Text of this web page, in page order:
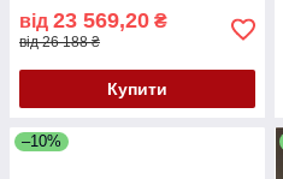
від 23 569,20 ₴
від 26 188 ₴
Купити
–10%